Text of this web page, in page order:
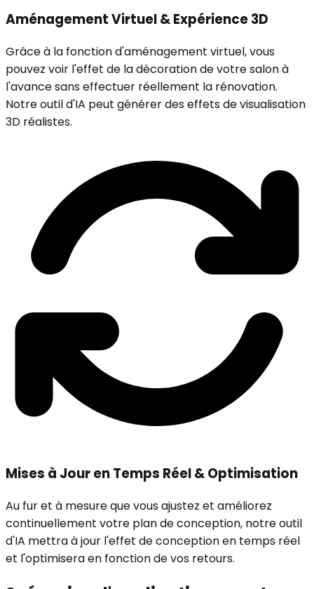
Aménagement Virtuel & Expérience 3D
Grâce à la fonction d'aménagement virtuel, vous
pouvez voir l'effet de la décoration de votre salon à
l'avance sans effectuer réellement la rénovation.
Notre outil d'IA peut générer des effets de visualisation
3D réalistes.
Mises à Jour en Temps Réel & Optimisation
Au fur et à mesure que vous ajustez et améliorez
continuellement votre plan de conception, notre outil
d'IA mettra à jour l'effet de conception en temps réel
et l'optimisera en fonction de vos retours.